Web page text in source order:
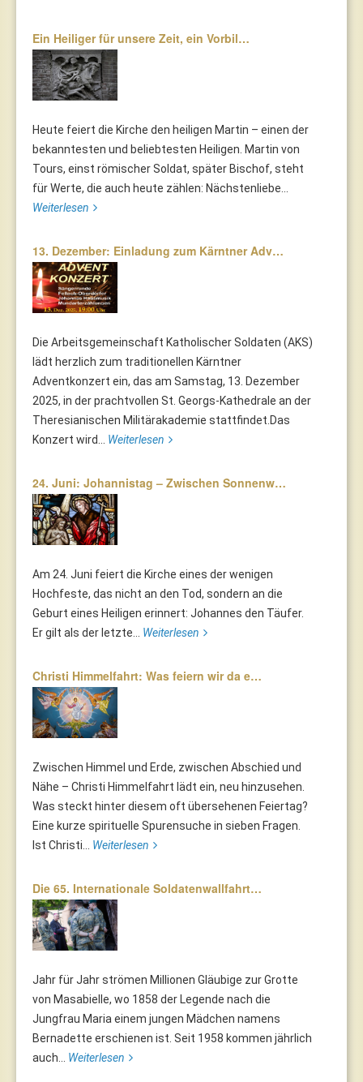
Ein Heiliger für unsere Zeit, ein Vorbil…
Heute feiert die Kirche den heiligen Martin – einen der
bekanntesten und beliebtesten Heiligen. Martin von
Tours, einst römischer Soldat, später Bischof, steht
für Werte, die auch heute zählen: Nächstenliebe...
Weiterlesen
13. Dezember: Einladung zum Kärntner Adv…
Die Arbeitsgemeinschaft Katholischer Soldaten (AKS)
lädt herzlich zum traditionellen Kärntner
Adventkonzert ein, das am Samstag, 13. Dezember
2025, in der prachtvollen St. Georgs-Kathedrale an der
Theresianischen Militärakademie stattfindet.Das
Konzert wird... Weiterlesen
24. Juni: Johannistag – Zwischen Sonnenw…
Am 24. Juni feiert die Kirche eines der wenigen
Hochfeste, das nicht an den Tod, sondern an die
Geburt eines Heiligen erinnert: Johannes den Täufer.
Er gilt als der letzte... Weiterlesen
Christi Himmelfahrt: Was feiern wir da e…
Zwischen Himmel und Erde, zwischen Abschied und
Nähe – Christi Himmelfahrt lädt ein, neu hinzusehen.
Was steckt hinter diesem oft übersehenen Feiertag?
Eine kurze spirituelle Spurensuche in sieben Fragen.
Ist Christi... Weiterlesen
Die 65. Internationale Soldatenwallfahrt…
Jahr für Jahr strömen Millionen Gläubige zur Grotte
von Masabielle, wo 1858 der Legende nach die
Jungfrau Maria einem jungen Mädchen namens
Bernadette erschienen ist. Seit 1958 kommen jährlich
auch... Weiterlesen